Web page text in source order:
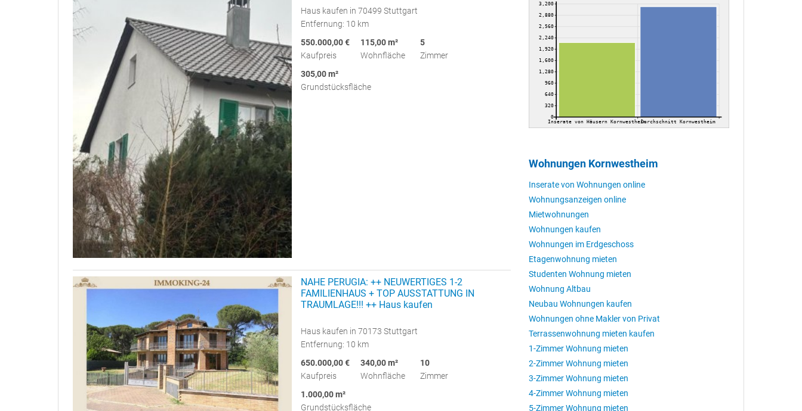
Haus kaufen in 70499 Stuttgart
Entfernung: 10 km
550.000,00 €
Kaufpreis
115,00 m²
Wohnfläche
5
Zimmer
305,00 m²
Grundstücksfläche
NAHE PERUGIA: ++ NEUWERTIGES 1-2
FAMILIENHAUS + TOP AUSSTATTUNG IN
TRAUMLAGE!!! ++ Haus kaufen
Haus kaufen in 70173 Stuttgart
Entfernung: 10 km
650.000,00 €
Kaufpreis
340,00 m²
Wohnfläche
10
Zimmer
1.000,00 m²
Grundstücksfläche
0
320
640
960
1,280
1,600
1,920
2,240
2,560
2,880
3,200
Inserate von Häusern KornwestheimDurchschnitt Kornwestheim
Wohnungen Kornwestheim
Inserate von Wohnungen online
Wohnungsanzeigen online
Mietwohnungen
Wohnungen kaufen
Wohnungen im Erdgeschoss
Etagenwohnung mieten
Studenten Wohnung mieten
Wohnung Altbau
Neubau Wohnungen kaufen
Wohnungen ohne Makler von Privat
Terrassenwohnung mieten kaufen
1-Zimmer Wohnung mieten
2-Zimmer Wohnung mieten
3-Zimmer Wohnung mieten
4-Zimmer Wohnung mieten
5-Zimmer Wohnung mieten